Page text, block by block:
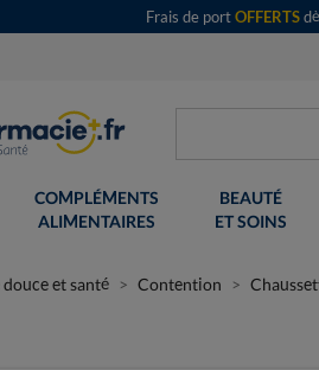
Frais de portOFFERTS
COMPLÉMENTS
ALIMENTAIRES
BEAUTÉ
ET SOINS
et santé Contention